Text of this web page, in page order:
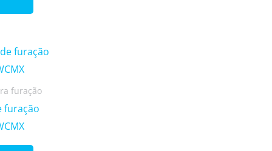
furação
furação